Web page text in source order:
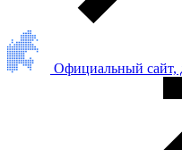
Официальный сайт,